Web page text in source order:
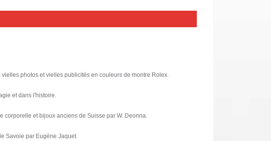
photos et vielles publicités en couleurs de montre Rolex.
et dans l'histoire.
corporelle et bijoux anciens de Suisse par W. Deonna.
Savoie par Eugène Jaquet.